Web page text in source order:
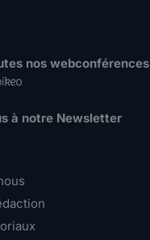
nos webconférences
à notre Newsletter